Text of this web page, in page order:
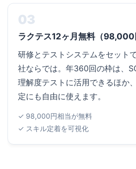
03
ラクテス12ヶ月無料（98,000
研修とテストシステムをセット
社ならでは。年360回の枠は、
理解度テストに活用できるほか
定にも自由に使えます。
✓ 98,000円相当が無料
✓ スキル定着を可視化